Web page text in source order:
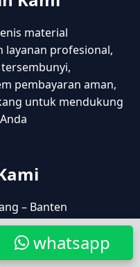
material
layanan profesional,
pembayaran aman,
untuk mendukung
– Banten
Bekasi – Jabar
Sunda kelapa,
whatsapp